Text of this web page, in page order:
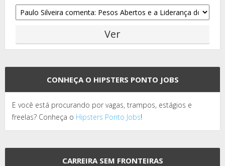
CONHEÇA O HIPSTERS PONTO JOBS
E você está procurando por vagas, trampos, estágios e
freelas? Conheça o Hipsters Ponto Jobs!
CARREIRA SEM FRONTEIRAS